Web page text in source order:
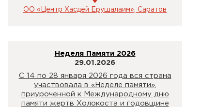
ОО «Центр Хасдей Ерушалаим», Саратов
Неделя Памяти 2026
29.01.2026
С 14 по 28 января 2026 года вся страна
участвовала в «Неделе памяти»,
приуроченной к Международному дню
памяти жертв Холокоста и годовщине